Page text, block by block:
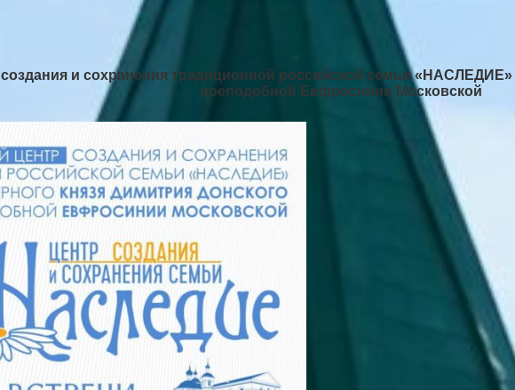
создания и сохранения традиционной российской семьи «НАСЛЕДИЕ»
преподобной Евфросинии Московской